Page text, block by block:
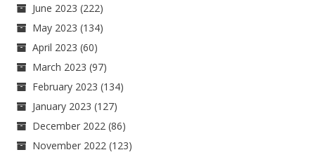
June 2023 (222)
May 2023 (134)
April 2023 (60)
March 2023 (97)
February 2023 (134)
January 2023 (127)
December 2022 (86)
November 2022 (123)